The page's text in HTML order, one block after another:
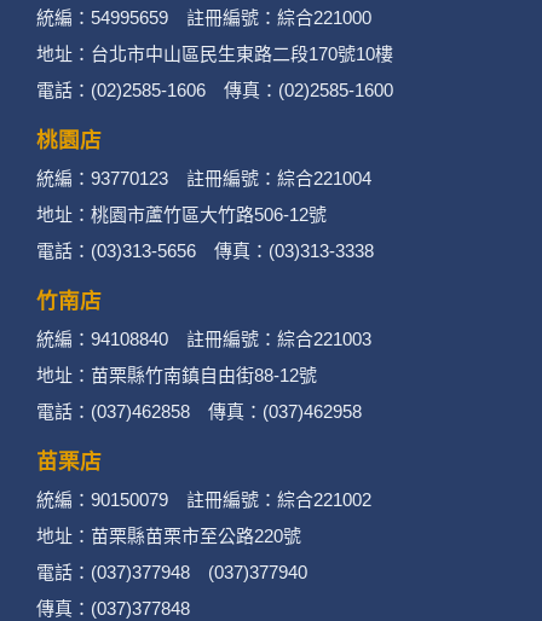
統編：54995659 註冊編號：綜合221000
地址：台北市中山區民生東路二段170號10樓
電話：(02)2585-1606 傳真：(02)2585-1600
桃園店
統編：93770123 註冊編號：綜合221004
地址：桃園市蘆竹區大竹路506-12號
電話：(03)313-5656 傳真：(03)313-3338
竹南店
統編：94108840 註冊編號：綜合221003
地址：苗栗縣竹南鎮自由街88-12號
電話：(037)462858 傳真：(037)462958
苗栗店
統編：90150079 註冊編號：綜合221002
地址：苗栗縣苗栗市至公路220號
電話：(037)377948 (037)377940
傳真：(037)377848